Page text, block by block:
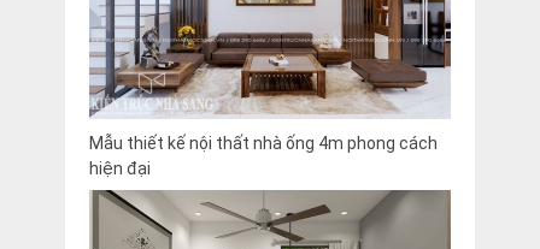
Mẫu thiết kế nội thất nhà ống 4m phong cách
hiện đại